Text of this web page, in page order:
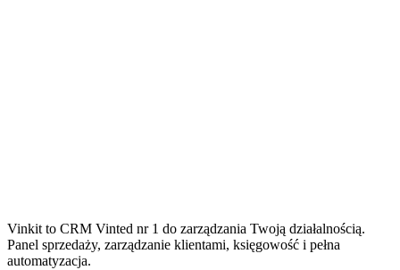
Vinkit to CRM Vinted nr 1 do zarządzania Twoją działalnością.
Panel sprzedaży, zarządzanie klientami, księgowość i pełna
automatyzacja.